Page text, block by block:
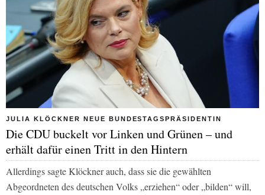
JULIA KLÖCKNER NEUE BUNDESTAGSPRÄSIDENTIN
Die CDU buckelt vor Linken und Grünen – und
erhält dafür einen Tritt in den Hintern
Allerdings sagte Klöckner auch, dass sie die gewählten
Abgeordneten des deutschen Volks „erziehen“ oder „bilden“ will,